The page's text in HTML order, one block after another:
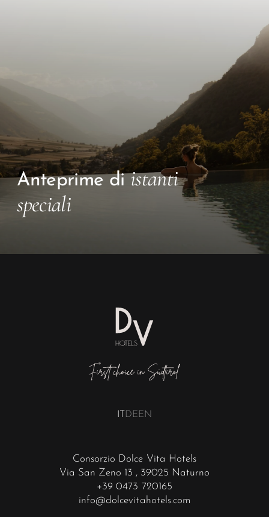
Anteprime di istanti
speciali
Consorzio Dolce Vita Hotels
Via San Zeno 13 , 39025 Naturno
+39 0473 720165
info@dolcevitahotels.com
ITDEEN